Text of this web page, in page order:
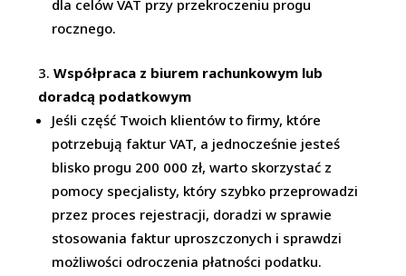
dla celów VAT przy przekroczeniu progu
rocznego.
Współpraca z biurem rachunkowym lub
doradcą podatkowym
Jeśli część Twoich klientów to firmy, które
potrzebują faktur VAT, a jednocześnie jesteś
blisko progu 200 000 zł, warto skorzystać z
pomocy specjalisty, który szybko przeprowadzi
przez proces rejestracji, doradzi w sprawie
stosowania faktur uproszczonych i sprawdzi
możliwości odroczenia płatności podatku.